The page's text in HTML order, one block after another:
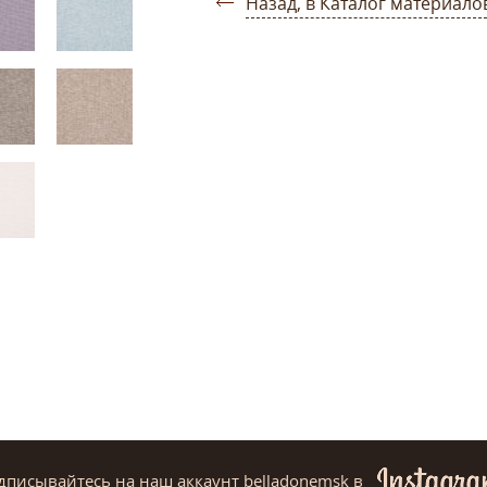
на наш аккаунт belladonemsk в